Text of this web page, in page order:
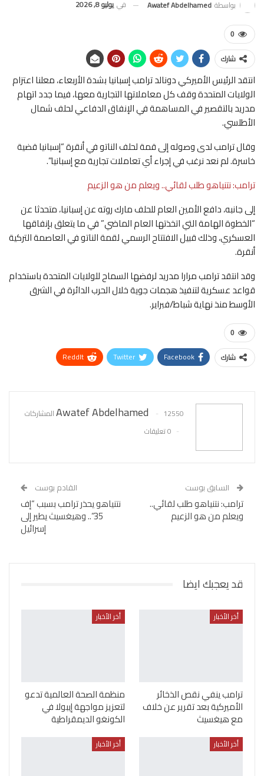
بواسطة Awatef Abdelhamed في يوليو 8, 2026
0
شارك
انتقد الرئيس الأميركي دونالد ترامب إسبانيا بشدة الأربعاء، معلنا اعتزام
الولايات المتحدة وقف كل معاملاتها التجارية معها، فيما جدد اتهام
مدريد بالتقصير في المساهمة في الإنفاق الدفاعي لحلف شمال
الأطلسي.
وقال ترامب لدى وصوله إلى قمة لحلف الناتو في أنقرة “إسبانيا قضية
خاسرة. لم نعد نرغب في إجراء أي تعاملات تجارية مع إسبانيا”.
ترامب: نتنياهو طلب لقائي.. ويعلم من هو الزعيم
إلى جانبه، دافع الأمين العام للحلف مارك روته عن إسبانيا، متحدثا عن
“الخطوة الهامة التي اتخذتها العام الماضي” في ما يتعلق بإنفاقها
العسكري، وذلك قبيل الافتتاح الرسمي لقمة الناتو في العاصمة التركية
أنقرة.
وقد انتقد ترامب مرارا مدريد لرفضها السماح للولايات المتحدة باستخدام
قواعد عسكرية لتنفيذ هجمات جوية خلال الحرب الدائرة في الشرق
الأوسط منذ نهاية شباط/فبراير.
0
شارك Facebook
Twitter
ReddIt
Awatef Abdelhamed
12550 المشاركات
0 تعليقات
السابق بوست
ترامب: نتنياهو طلب لقائي..
ويعلم من هو الزعيم
القادم بوست
نتنياهو يحذر ترامب بسبب “إف
35”.. وهيغسيث يطير إلى
إسرائيل
قد يعجبك ايضا
أخر الأخبار
ترامب ينفي نقص الذخائر
الأميركية بعد تقرير عن خلاف
مع هيغسيث
أخر الأخبار
منظمة الصحة العالمية تدعو
لتعزيز مواجهة إيبولا في
الكونغو الديمقراطية
أخر الأخبار أخر الأخبار